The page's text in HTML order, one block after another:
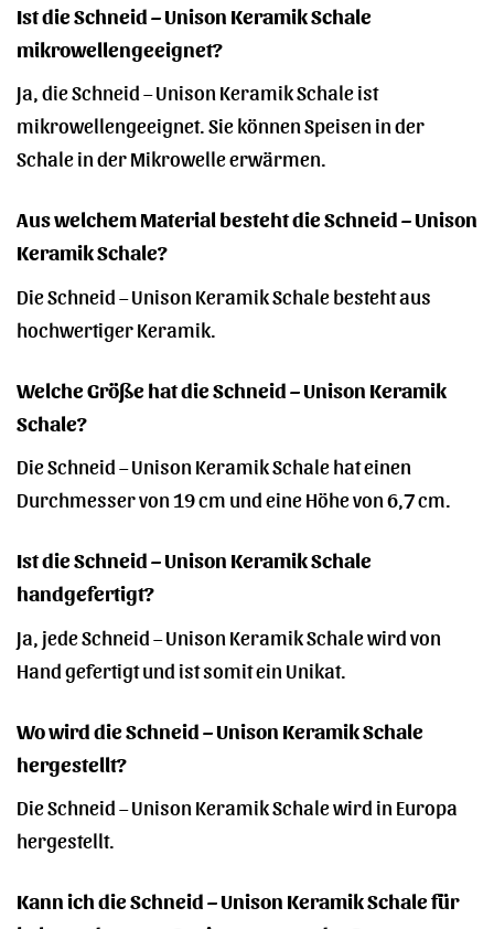
Ist die Schneid – Unison Keramik Schale
mikrowellengeeignet?
Ja, die Schneid – Unison Keramik Schale ist
mikrowellengeeignet. Sie können Speisen in der
Schale in der Mikrowelle erwärmen.
Aus welchem Material besteht die Schneid – Unison
Keramik Schale?
Die Schneid – Unison Keramik Schale besteht aus
hochwertiger Keramik.
Welche Größe hat die Schneid – Unison Keramik
Schale?
Die Schneid – Unison Keramik Schale hat einen
Durchmesser von 19 cm und eine Höhe von 6,7 cm.
Ist die Schneid – Unison Keramik Schale
handgefertigt?
Ja, jede Schneid – Unison Keramik Schale wird von
Hand gefertigt und ist somit ein Unikat.
Wo wird die Schneid – Unison Keramik Schale
hergestellt?
Die Schneid – Unison Keramik Schale wird in Europa
hergestellt.
Kann ich die Schneid – Unison Keramik Schale für